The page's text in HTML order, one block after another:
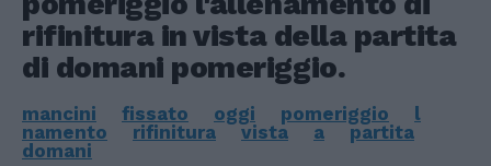
rifinitura in vista della partita
di domani pomeriggio.
mancini fissato oggi pomeriggio
l
namento
rifinitura vista a
partita
domani